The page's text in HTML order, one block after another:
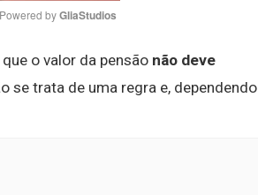
Mute
Powered by GliaStudios
o valor da pensão não deve
se trata de uma regra e, dependendo